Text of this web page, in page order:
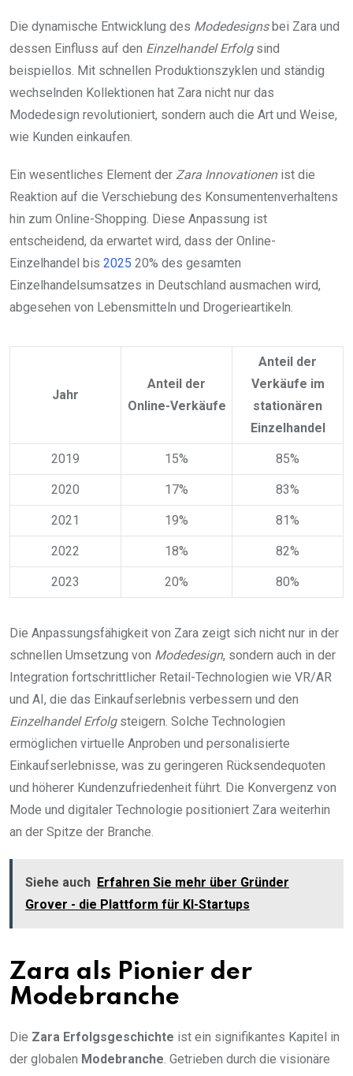
Die dynamische Entwicklung des Modedesignsbei Zara und
dessen Einfluss auf den Einzelhandel Erfolgsind
beispiellos. Mit schnellen Produktionszyklen und ständig
wechselnden Kollektionen hat Zara nicht nur das
Modedesign revolutioniert, sondern auch die Art und Weise,
wie Kunden einkaufen.
Ein wesentliches Element der Zara Innovationenist die
Reaktion auf die Verschiebung des Konsumentenverhaltens
hin zum Online-Shopping. Diese Anpassung ist
entscheidend, da erwartet wird, dass der Online-
Einzelhandel bis 2025 20% des gesamten
Einzelhandelsumsatzes in Deutschland ausmachen wird,
abgesehen von Lebensmitteln und Drogerieartikeln.
Jahr
Anteil der
Online-Verkäufe
Anteil der
Verkäufe im
stationären
Einzelhandel
2019 15% 85%
2020 17% 83%
2021 19% 81%
2022 18% 82%
2023 20% 80%
Die Anpassungsfähigkeit von Zara zeigt sich nicht nur in der
schnellen Umsetzung von Modedesign, sondern auch in der
Integration fortschrittlicher Retail-Technologien wie VR/AR
und AI, die das Einkaufserlebnis verbessern und den
Einzelhandel Erfolgsteigern. Solche Technologien
ermöglichen virtuelle Anproben und personalisierte
Einkaufserlebnisse, was zu geringeren Rücksendequoten
und höherer Kundenzufriedenheit führt. Die Konvergenz von
Mode und digitaler Technologie positioniert Zara weiterhin
an der Spitze der Branche.
Siehe auch Erfahren Sie mehr über Gründer
Grover - die Plattform für KI-Startups
Zara als Pionier der
Modebranche
Die Zara Erfolgsgeschichte ist ein signifikantes Kapitel in
der globalen Modebranche . Getrieben durch die visionäre